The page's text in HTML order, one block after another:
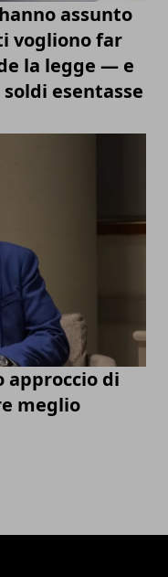
assunto
vogliono far
la legge — e
esentasse
approccio di
meglio